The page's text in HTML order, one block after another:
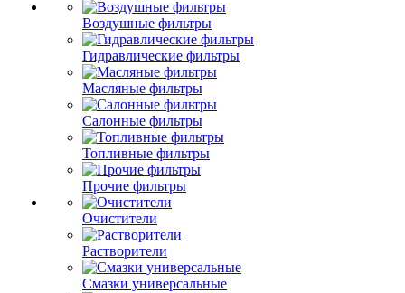
Воздушные фильтры
Гидравлические фильтры
Масляные фильтры
Салонные фильтры
Топливные фильтры
Прочие фильтры
Очистители
Растворители
Смазки универсальные